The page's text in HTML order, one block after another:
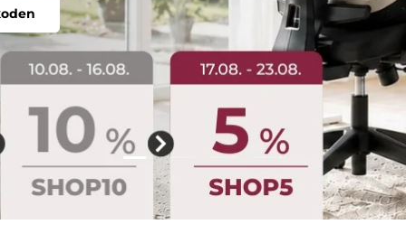
Ladda sliden 1 från 4
Ladda sliden 2 från 4
Ladda sliden 3 från 4
Ladda sliden 4